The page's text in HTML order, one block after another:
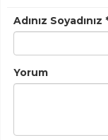
Adınız Soyadınız
Yorum